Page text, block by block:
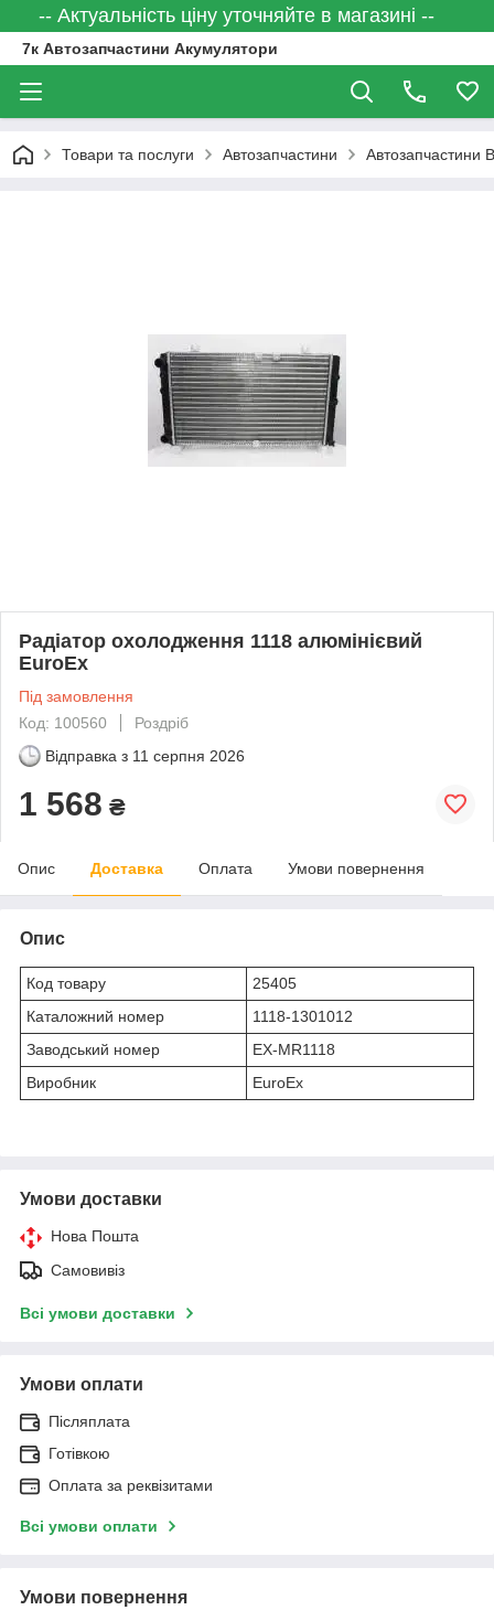
-- Актуальність ціну уточняйте в магазині --
7к Автозапчастини Акумулятори
Товари та послуги Автозапчастини Автозапчастини
Радіатор охолодження 1118 алюмінієвий
EuroEx
Під замовлення
Код: 100560
Роздріб
Відправка з 11 серпня 2026
1 568 ₴
Опис Доставка Оплата Умови повернення
Опис
Код товару
25405
Каталожний номер
1118-1301012
Заводський номер
EX-MR1118
Виробник
EuroEx
Умови доставки
Нова Пошта
Самовивіз
Всі умови доставки
Умови оплати
Післяплата
Готівкою
Оплата за реквізитами
Всі умови оплати
Умови повернення